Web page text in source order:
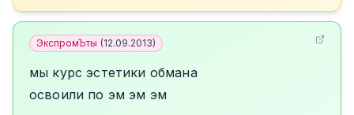
ЭкспромЪты (12.09.2013)
мы курс эстетики обмана
освоили по эм эм эм